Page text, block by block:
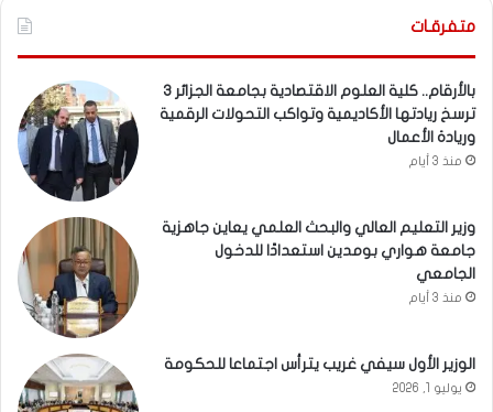
متفرقـات
بالأرقام.. كلية العلوم الاقتصادية بجامعة الجزائر 3
ترسخ ريادتها الأكاديمية وتواكب التحولات الرقمية
وريادة الأعمال
منذ 3 أيام
وزير التعليم العالي والبحث العلمي يعاين جاهزية
جامعة هواري بومدين استعدادًا للدخول
الجامعي
منذ 3 أيام
الوزير الأول سيفي غريب يترأس اجتماعا للحكومة
يوليو 1, 2026